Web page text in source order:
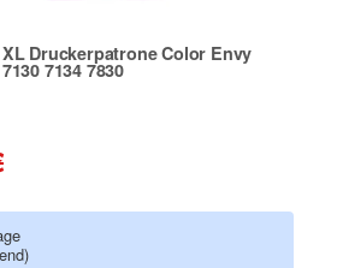
Druckerpatrone Color Envy
7134 7830